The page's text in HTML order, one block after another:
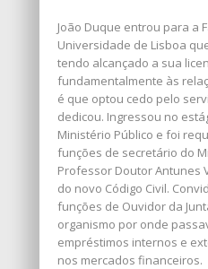
João Duque entrou para a
Universidade de Lisboa
tendo alcançado a sua
fundamentalmente às
é que optou cedo pelo
dedicou. Ingressou no
Ministério Público e foi
funções de secretário do
Professor Doutor Antunes
do novo Código Civil.
funções de Ouvidor da
organismo por onde
empréstimos internos e
nos mercados financeiros.